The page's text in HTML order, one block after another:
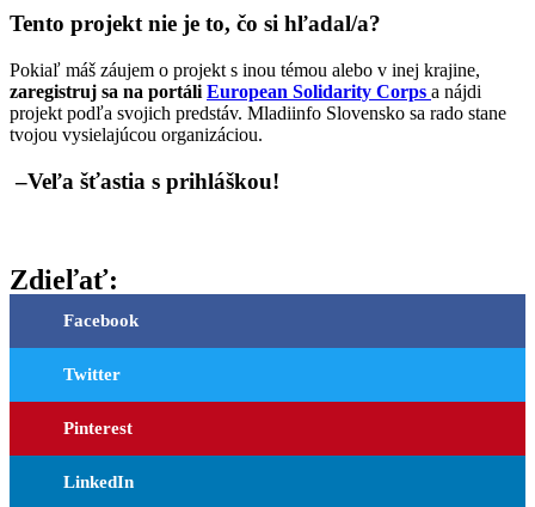
Tento projekt nie je to, čo si hľadal/a?
Pokiaľ máš záujem o projekt s inou témou alebo v inej krajine,
zaregistruj sa na portáli European Solidarity Corps a nájdi
projekt podľa svojich predstáv. Mladiinfo Slovensko sa rado stane
tvojou vysielajúcou organizáciou.
–Veľa šťastia s prihláškou!
Zdieľať:
Facebook
Twitter
Pinterest
LinkedIn